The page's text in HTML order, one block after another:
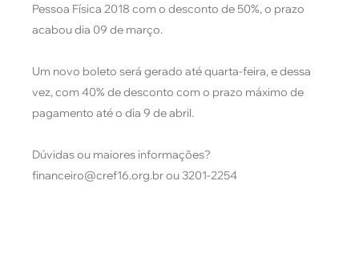
Pessoa Física 2018 com o desconto de 50%, o prazo
acabou dia 09 de março.
Um novo boleto será gerado até quarta-feira, e dessa
vez, com 40% de desconto com o prazo máximo de
pagamento até o dia 9 de abril.
Dúvidas ou maiores informações?
financeiro@cref16.org.br ou 3201-2254